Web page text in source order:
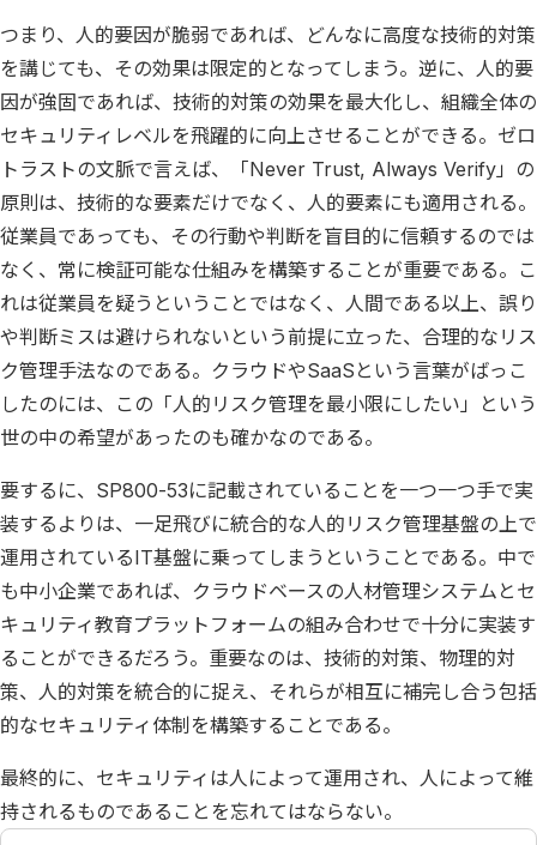
つまり、人的要因が脆弱であれば、どんなに高度な技術的対策
を講じても、その効果は限定的となってしまう。逆に、人的要
因が強固であれば、技術的対策の効果を最大化し、組織全体の
セキュリティレベルを飛躍的に向上させることができる。ゼロ
トラストの文脈で言えば、「Never Trust, Always Verify」の
原則は、技術的な要素だけでなく、人的要素にも適用される。
従業員であっても、その行動や判断を盲目的に信頼するのでは
なく、常に検証可能な仕組みを構築することが重要である。こ
れは従業員を疑うということではなく、人間である以上、誤り
や判断ミスは避けられないという前提に立った、合理的なリス
ク管理手法なのである。クラウドやSaaSという言葉がばっこ
したのには、この「人的リスク管理を最小限にしたい」という
世の中の希望があったのも確かなのである。
要するに、SP800-53に記載されていることを一つ一つ手で実
装するよりは、一足飛びに統合的な人的リスク管理基盤の上で
運用されているIT基盤に乗ってしまうということである。中で
も中小企業であれば、クラウドベースの人材管理システムとセ
キュリティ教育プラットフォームの組み合わせで十分に実装す
ることができるだろう。重要なのは、技術的対策、物理的対
策、人的対策を統合的に捉え、それらが相互に補完し合う包括
的なセキュリティ体制を構築することである。
最終的に、セキュリティは人によって運用され、人によって維
持されるものであることを忘れてはならない。